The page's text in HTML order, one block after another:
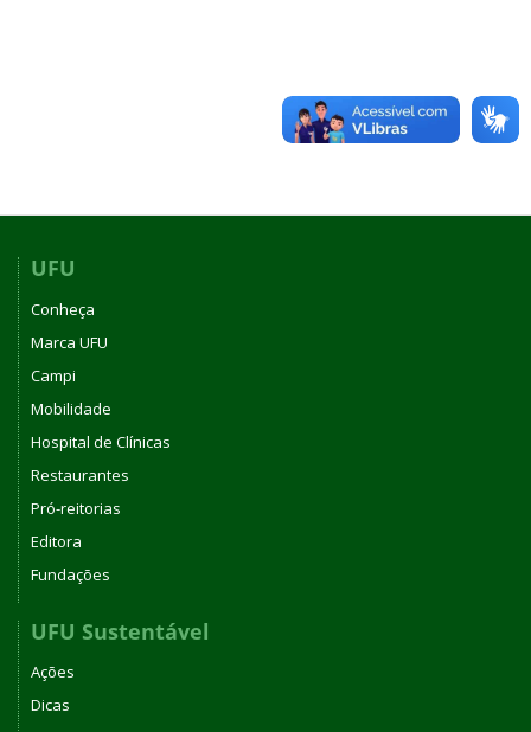
UFU
Conheça
Marca UFU
Campi
Mobilidade
Hospital de Clínicas
Restaurantes
Pró-reitorias
Editora
Fundações
UFU Sustentável
Ações
Dicas